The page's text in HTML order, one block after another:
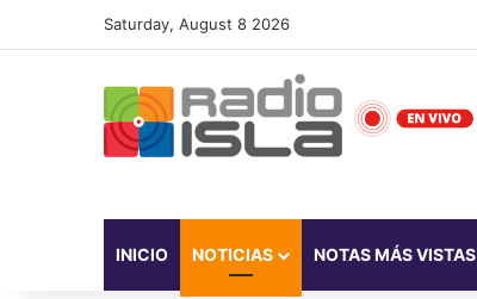
Saturday, August 8 2026
INICIO NOTICIAS NOTAS MÁS VISTAS